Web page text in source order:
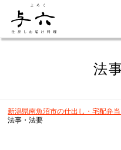
法
新潟県南魚沼市の仕出し・宅配弁当
法事・法要